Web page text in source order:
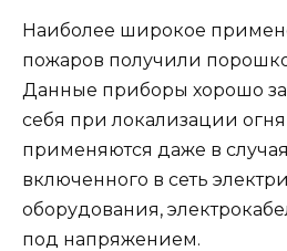
Наиболее широкое
пожаров получили
Данные приборы хорошо
себя при локализации
применяются даже в
включенного в сеть
оборудования,
под напряжением.